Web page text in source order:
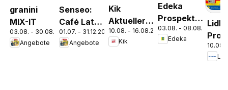
granini
MIX-IT
03.08. - 30.08.2026
Angebote
Senseo:
Café Latte
Dubai
Chocolate
01.07. - 31.12.2026
Angebote
Kik
Aktueller
Prospekt
10.08. - 16.08.2026
Kik
Edeka
Prospekt
Parchim
03.08. - 08.08.2026
Edeka
Lidl
10.08.
Lidl